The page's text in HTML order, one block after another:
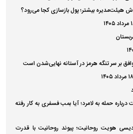
هیئت‌مدیره بیشتر؛ پول بازسازی کجا می‌رود؟
بر سر تنگه هرمز در آستانه نهایی‌شدن است
حمله به لامرد؛ آیا بمب فسفری به کار رفته
هویت روحانیت؛ پیوند روحانیت با قدرت